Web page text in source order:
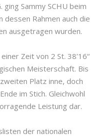
Sammy SCHU beim
dessen Rahmen auch die
ausgetragen wurden.
Zeit von 2 St. 38’16“
Meisterschaft. Bis
Platz inne, doch
im Stich. Gleichwohl
Leistung dar.
der nationalen